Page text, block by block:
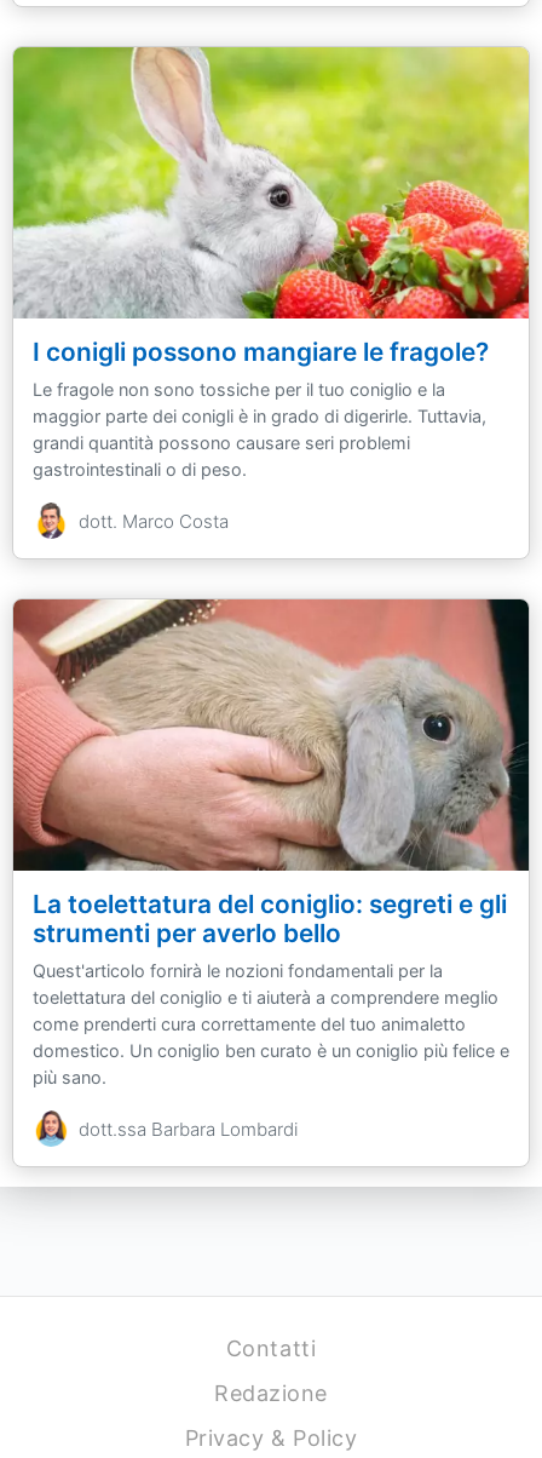
I conigli possono mangiare le fragole?
Le fragole non sono tossiche per il tuo coniglio e la
maggior parte dei conigli è in grado di digerirle. Tuttavia,
grandi quantità possono causare seri problemi
gastrointestinali o di peso.
dott. Marco Costa
La toelettatura del coniglio: segreti e gli
strumenti per averlo bello
Quest'articolo fornirà le nozioni fondamentali per la
toelettatura del coniglio e ti aiuterà a comprendere meglio
come prenderti cura correttamente del tuo animaletto
domestico. Un coniglio ben curato è un coniglio più felice e
più sano.
dott.ssa Barbara Lombardi
Contatti
Redazione
Privacy & Policy